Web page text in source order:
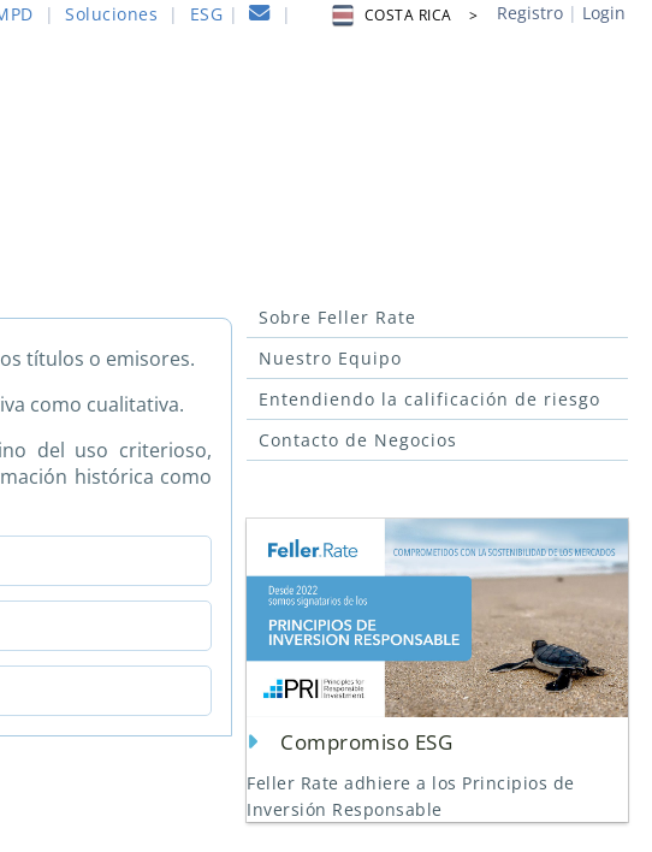
|Soluciones | ESG | | COSTA RICA > Registro| Login
títulos o emisores.
como cualitativa.
del uso criterioso,
histórica como
Sobre Feller Rate
Nuestro Equipo
Entendiendo la calificación de riesgo
Contacto de Negocios
Compromiso ESG
Feller Rate adhiere a los Principios de
Inversión Responsable